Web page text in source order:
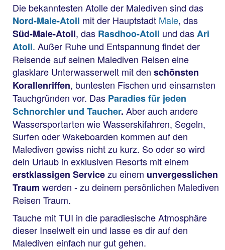
Die bekanntesten Atolle der Malediven sind das
Nord-Male-Atoll mit der Hauptstadt Male, das
Süd-Male-Atoll, das Rasdhoo-Atoll und dasAri
Atoll. Außer Ruhe und Entspannung findet der
Reisende auf seinen Malediven Reisen eine
glasklare Unterwasserwelt mit den schönsten
Korallenriffen, buntesten Fischen und einsamsten
Tauchgründen vor. Das Paradies für jeden
Schnorchler und Taucher. Aber auch andere
Wassersportarten wie Wasserskifahren, Segeln,
Surfen oder Wakeboarden kommen auf den
Malediven gewiss nicht zu kurz. So oder so wird
dein Urlaub in exklusiven Resorts mit einem
erstklassigen Servicezu einem unvergesslichen
Traum werden - zu deinem persönlichen Malediven
Reisen Traum.
Tauche mit TUI in die paradiesische Atmosphäre
dieser Inselwelt ein und lasse es dir auf den
Malediven einfach nur gut gehen.